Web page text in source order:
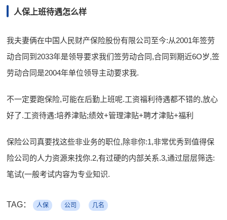
人保上班待遇怎么样
我夫妻俩在中国人民财产保险股份有限公司至今:从2001年签劳
动合同到2033年是领导要求我们签劳动合同,合同到期近6O岁,签
劳动合同是2004年单位领导主动要求我.
不一定要跑保险,可能在后勤上班呢.工资福利待遇都不错的,放心
好了.工资待遇:培养津贴;绩效+管理津贴+聘才津贴+福利
保险公司真要找这些非业务的职位,除非你:1,非常优秀到值得保
险公司的人力资源来找你.2,有过硬的内部关系.3,通过层层筛选:
笔试(一般考试内容为专业知识.
TAG： 人保 公司 几名